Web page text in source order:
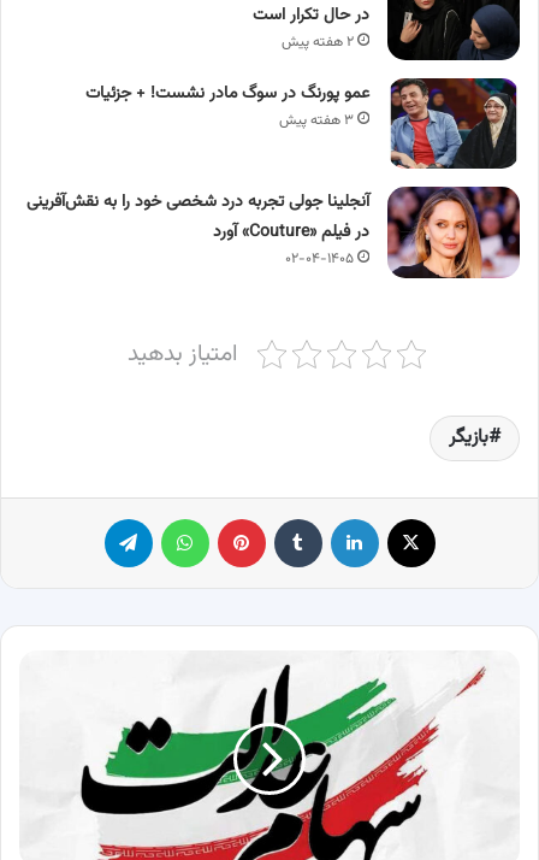
در حال تکرار است
۲ هفته پیش
عمو پورنگ در سوگ مادر نشست! + جزئیات
۳ هفته پیش
آنجلینا جولی تجربه درد شخصی خود را به نقش‌آفرینی
در فیلم «Couture» آورد
۰۲-۰۴-۱۴۰۵
امتیاز بدهید
بازیگر
لینکدین ‫تامبلر پینترست
مرحله